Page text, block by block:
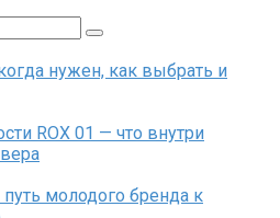
нужен, как выбрать и
ROX 01 — что внутри
молодого бренда к